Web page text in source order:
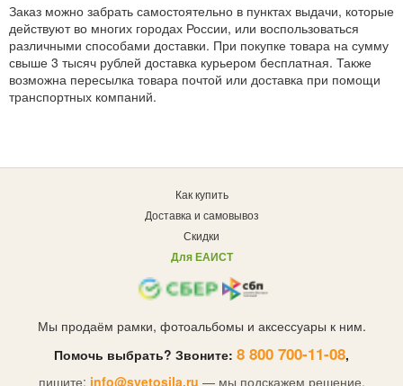
Заказ можно забрать самостоятельно в пунктах выдачи, которые
действуют во многих городах России, или воспользоваться
различными способами доставки. При покупке товара на сумму
свыше 3 тысяч рублей доставка курьером бесплатная. Также
возможна пересылка товара почтой или доставка при помощи
транспортных компаний.
Как купить
Доставка и самовывоз
Скидки
Для ЕАИСТ
Мы продаём рамки, фотоальбомы и аксессуары к ним.
Помочь выбрать? Звоните: 8 800 700-11-08,
пишите: info@svetosila.ru — мы подскажем решение.